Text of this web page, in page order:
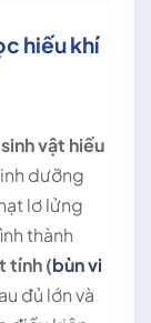
hiếu khí
vật hiếu
dưỡng
lơ lửng
thành
tính (bùn vi
đủ lớn và